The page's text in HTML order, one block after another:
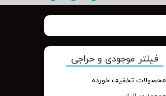
فیلتر موجودی و حراجی
محصولات تخفیف خورده